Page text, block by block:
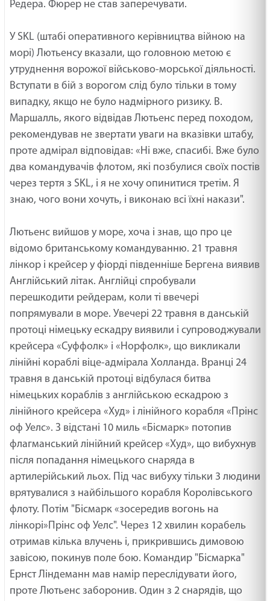
Редера. Фюрер не став заперечувати.
У SKL (штабі оперативного керівництва війною на
морі) Лютьенсу вказали, що головною метою є
утруднення ворожої військово-морської діяльності.
Вступати в бій з ворогом слід було тільки в тому
випадку, якщо не було надмірного ризику. В.
Маршалль, якого відвідав Лютьенс перед походом,
рекомендував не звертати уваги на вказівки штабу,
проте адмірал відповідав: «Ні вже, спасибі. Вже було
два командувачів флотом, які позбулися своїх постів
через тертя з SKL, і я не хочу опинитися третім. Я
знаю, чого вони хочуть, і виконаю всі їхні накази".
Лютьенс вийшов у море, хоча і знав, що про це
відомо британському командуванню. 21 травня
лінкор і крейсер у фіорді південніше Бергена виявив
Англійський літак. Англійці спробували
перешкодити рейдерам, коли ті ввечері
попрямували в море. Увечері 22 травня в данській
протоці німецьку ескадру виявили і супроводжували
крейсера «Суффолк» і «Норфолк», що викликали
лінійні кораблі віце-адмірала Холланда. Вранці 24
травня в данській протоці відбулася битва
німецьких кораблів з англійською ескадрою з
лінійного крейсера «Худ» і лінійного корабля «Прінс
оф Уелс». З відстані 10 миль «Бісмарк» потопив
флагманський лінійний крейсер «Худ», що вибухнув
після попадання німецького снаряда в
артилерійський льох. Під час вибуху тільки 3 людини
врятувалися з найбільшого корабля Королівського
флоту. Потім "Бісмарк «зосередив вогонь на
лінкорі»Прінс оф Уелс". Через 12 хвилин корабель
отримав кілька влучень і, прикрившись димовою
завісою, покинув поле бою. Командир "Бісмарка"
Ернст Ліндеманн мав намір переслідувати його,
проте Лютьенс заборонив. Один з 2 снарядів, що